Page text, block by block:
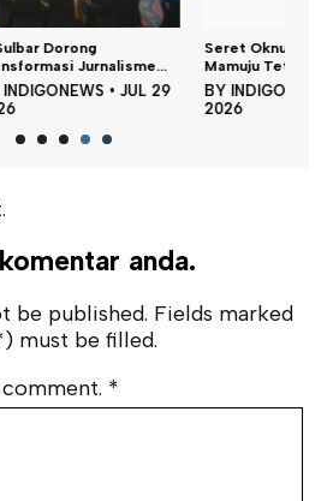
29
Seret Oknum ASN, Polresta
Mamuju Tetapka...
BYINDIGONEWS •JUL 28
anda.
be published. Fields marked
must be filled.
*